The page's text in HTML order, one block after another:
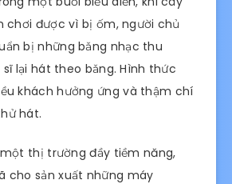
chơi được vì bị ốm, người chủ
bị những bǎng nhạc thu
lại hát theo bǎng. Hình thức
khách hưởng ứng và thậm chí
hát.
thị trường đầy tiềm năng,
cho sản xuất những máy